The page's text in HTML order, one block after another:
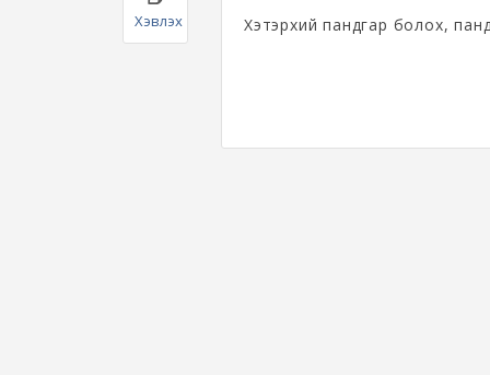
Хэвлэх Хэтэрхий пандгар болох,